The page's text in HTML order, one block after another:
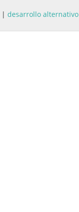
| desarrollo alternativo